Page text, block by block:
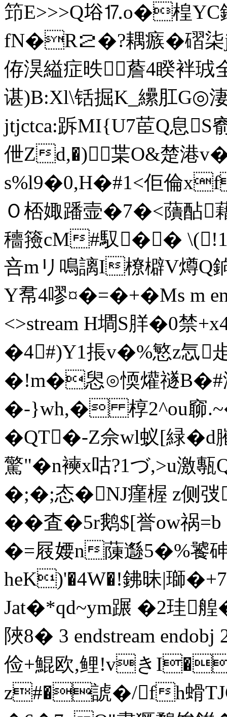
笻E>>>Q﨏⒘o�楻YC
fN�R２�?耦瘯�磖
侟淏縊症昳薝4睽袢
谌)B:Xl\铦掘K_纝肛
jtjctca:跅MI{U7茞Q息S
伳Zd,�)枼O&楚
s%l9�0,H�#1<佢倫
Ｏ桮娵蹯壸�7�<藬酟
穯籡cM#馭��
咅mリ鳴謧I橑檘V燇
Y帬4嘐¤�=�+�Ms m
<>stream H墹S羘�0 禁
�4#)Y1掁v�%慜z忥
�!m�惥⊙愞爟禭B�#潌
�-}wh,� 椁2^ou窷
�QT�-Z佘wl蚁[緑�d
驚"�n襫x咕?1づ,>u
�;�;态�NJ瘽楃 z
��査�5r鹅$[誉ow祸
�=屐婹n蔯邎5�%
heK)'�4W�!鉘昧|瑡
Jat�*qd~ym蹍 �2珪
陜 8� 3 endstream
俭+鯤欧,鲤!vき
z#�諕�/fh螖